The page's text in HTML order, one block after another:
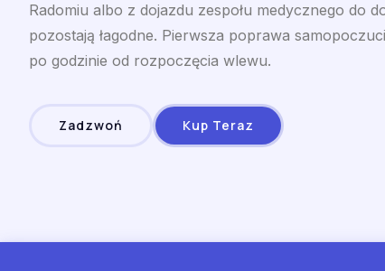
Radomiu albo z dojazdu zespołu medycznego do
pozostają łagodne. Pierwsza poprawa
po godzinie od rozpoczęcia wlewu.
Zadzwoń Kup Teraz